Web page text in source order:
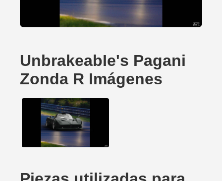
UnbrakeabIe's Pagani
Zonda R Imágenes